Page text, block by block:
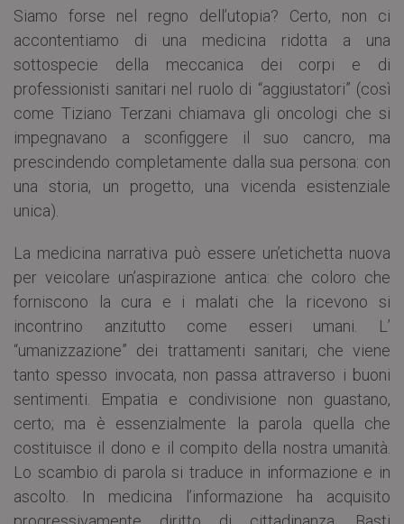
Siamo forse nel regno dell’utopia? Certo, non ci
accontentiamo di una medicina ridotta a una
sottospecie della meccanica dei corpi e di
professionisti sanitari nel ruolo di “aggiustatori” (così
come Tiziano Terzani chiamava gli oncologi che si
impegnavano a sconfiggere il suo cancro, ma
prescindendo completamente dalla sua persona: con
una storia, un progetto, una vicenda esistenziale
unica).
La medicina narrativa può essere un’etichetta nuova
per veicolare un’aspirazione antica: che coloro che
forniscono la cura e i malati che la ricevono si
incontrino anzitutto come esseri umani. L’
“umanizzazione” dei trattamenti sanitari, che viene
tanto spesso invocata, non passa attraverso i buoni
sentimenti. Empatia e condivisione non guastano,
certo; ma è essenzialmente la parola quella che
costituisce il dono e il compito della nostra umanità.
Lo scambio di parola si traduce in informazione e in
ascolto. In medicina l’informazione ha acquisito